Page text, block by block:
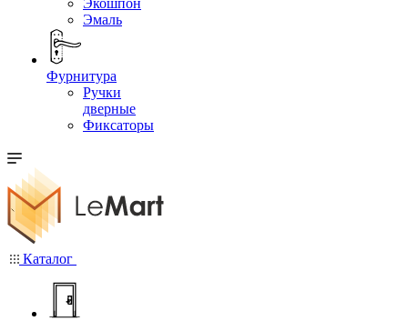
Экошпон
Эмаль
Фурнитура
Ручки
дверные
Фиксаторы
Каталог